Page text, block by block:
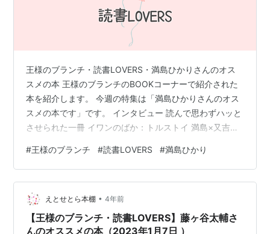
王様のブランチ・読書LOVERS・満島ひかりさんのオス
スメの本 王様のブランチのBOOKコーナーで紹介された
本を紹介します。 今週の特集は「満島ひかりさんのオス
スメの本です」です。 インタビュー 読んで思わずハッと
させられた一冊 イワンのばか：トルストイ 満島×又吉に
で思わずハッとさせられた一冊 イワンのばか：トルスト
イ イワンのばか 他八篇(民話集) (岩波文庫 赤 619-2) 作
者:トルストイ,L.N. 岩波書店 Amazon 満島さん： 頭のい
い人がたくさん出て来る。ばかと呼ばれているイワン
は、頭は良くないけど、よく手を動かしてよ…
#王様のブランチ #読書LOVERS #満島ひかり
えとせとら本棚 • 4年前
【王様のブランチ・読書LOVERS】藤ヶ谷太輔さ
んのオススメの本（2023年1月7日 ）